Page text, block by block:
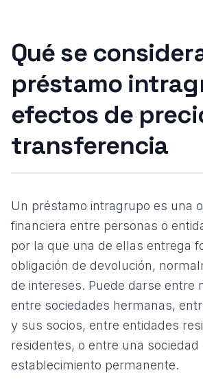
Qué se
préstamo
efectos de
transferencia
Un préstamo intragrupo es una
financiera entre personas o
por la que una de ellas entrega
obligación de devolución,
de intereses. Puede darse entre
entre sociedades hermanas,
y sus socios, entre entidades
residentes, o entre una sociedad
establecimiento permanente.